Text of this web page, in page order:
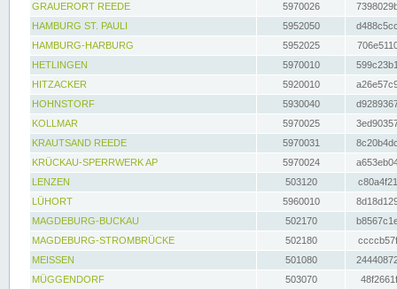
GRAUERORT REEDE
5970026
HAMBURG ST. PAULI
5952050
HAMBURG-HARBURG
5952025
HETLINGEN
5970010
HITZACKER
5920010
HOHNSTORF
5930040
KOLLMAR
5970025
KRAUTSAND REEDE
5970031
KRÜCKAU-SPERRWERK AP
5970024
LENZEN
503120
LÜHORT
5960010
MAGDEBURG-BUCKAU
502170
MAGDEBURG-STROMBRÜCKE
502180
MEISSEN
501080
MÜGGENDORF
503070